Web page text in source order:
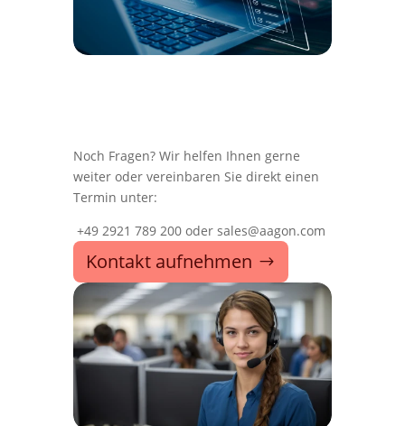
Noch Fragen? Wir helfen Ihnen gerne
weiter oder vereinbaren Sie direkt einen
Termin unter:
+49 2921 789 200 oder sales@aagon.com
Kontakt aufnehmen